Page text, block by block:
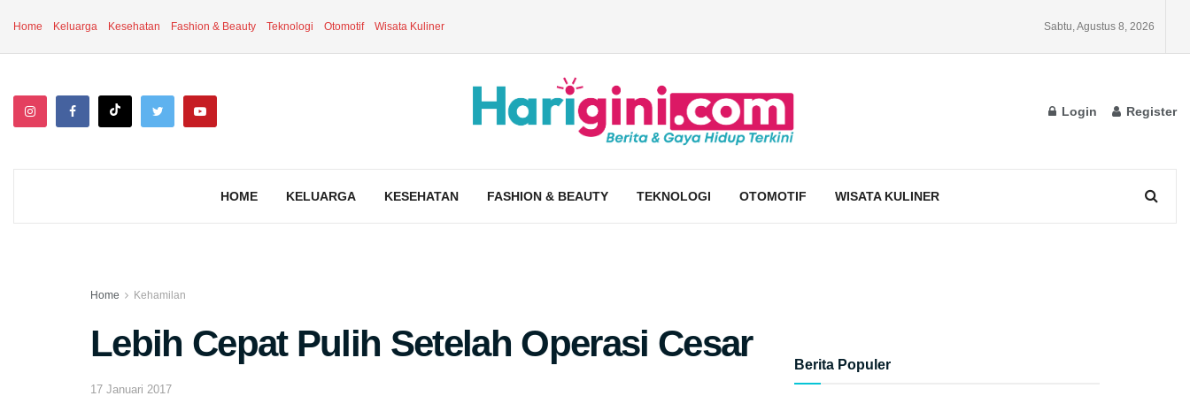
Home Keluarga Kesehatan Fashion & Beauty Teknologi Otomotif Wisata Kuliner Sabtu, Agustus 8, 2026
Login Register
HOME KELUARGA KESEHATAN FASHION & BEAUTY TEKNOLOGI OTOMOTIF WISATA KULINER
Home Kehamilan
Lebih Cepat Pulih Setelah Operasi Cesar
17 Januari 2017
Berita Populer